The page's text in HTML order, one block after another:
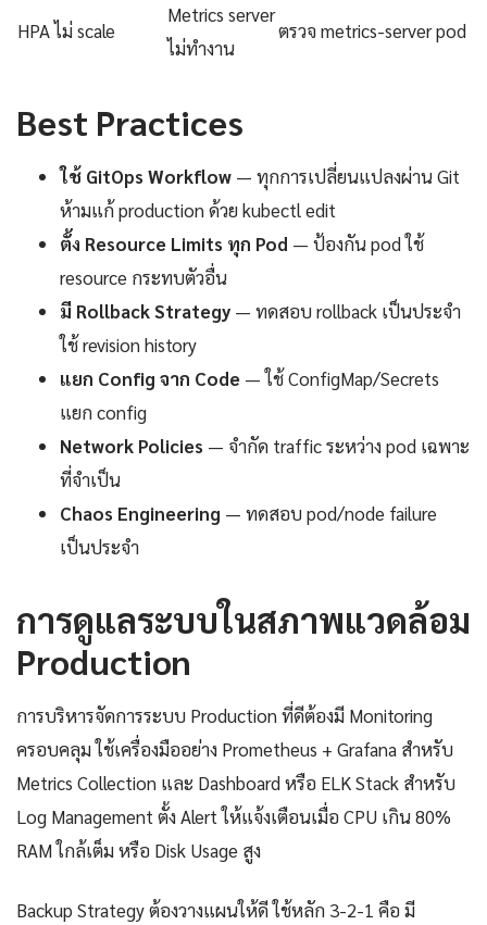
HPA ไม่ scale
Metrics server
ไม่ทำงาน
ตรวจ metrics-server pod
Best Practices
ใช้ GitOps Workflow — ทุกการเปลี่ยนแปลงผ่าน Git
ห้ามแก้ production ด้วย kubectl edit
ตั้ง Resource Limits ทุก Pod — ป้องกัน pod ใช้
resource กระทบตัวอื่น
มี Rollback Strategy — ทดสอบ rollback เป็นประจำ
ใช้ revision history
แยก Config จาก Code — ใช้ ConfigMap/Secrets
แยก config
Network Policies — จำกัด traffic ระหว่าง pod เฉพาะ
ที่จำเป็น
Chaos Engineering — ทดสอบ pod/node failure
เป็นประจำ
การดูแลระบบในสภาพแวดล้อม
Production
การบริหารจัดการระบบ Production ที่ดีต้องมี Monitoring
ครอบคลุม ใช้เครื่องมืออย่าง Prometheus + Grafana สำหรับ
Metrics Collection และ Dashboard หรือ ELK Stack สำหรับ
Log Management ตั้ง Alert ให้แจ้งเตือนเมื่อ CPU เกิน 80%
RAM ใกล้เต็ม หรือ Disk Usage สูง
Backup Strategy ต้องวางแผนให้ดี ใช้หลัก 3-2-1 คือ มี